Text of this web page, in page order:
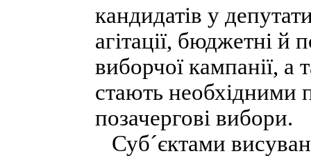
кандидатів у
агітації, бюджетні й
виборчої кампанії, а
стають необхідними
позачергові вибори.
Суб´єктами